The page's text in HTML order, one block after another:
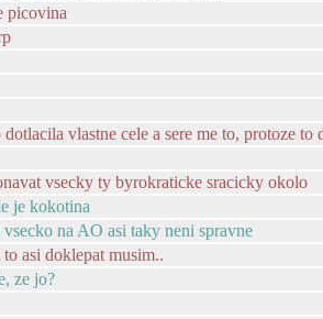
picovina
vlastne cele a sere me to, protoze
vsecky ty byrokraticke sracicky okolo
je kokotina
na AO asi taky neni spravne
asi doklepat musim..
ze jo?